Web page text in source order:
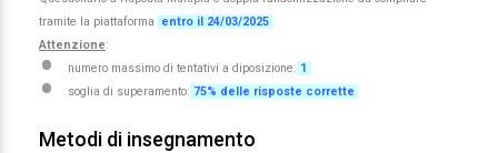
tramite la piattaforma
entro il 24/03/2025
Attenzione:
numero massimo di tentativi a diposizione: 1
soglia di superamento: 75% delle risposte corrette
Metodi di insegnamento